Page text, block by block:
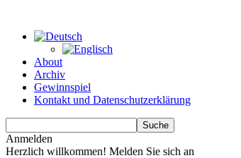
About
Archiv
Gewinnspiel
Kontakt und Datenschutzerklärung
Anmelden
Herzlich willkommen! Melden Sie sich an